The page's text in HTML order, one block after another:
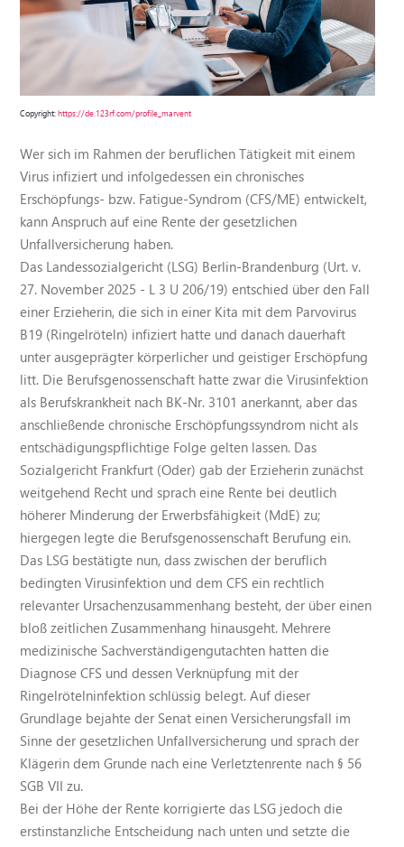
Copyright:https://de.123rf.com/profile_marvent
Wer sich im Rahmen der beruflichen Tätigkeit mit einem
Virus infiziert und infolgedessen ein chronisches
Erschöpfungs- bzw. Fatigue-Syndrom (CFS/ME) entwickelt,
kann Anspruch auf eine Rente der gesetzlichen
Unfallversicherung haben.
Das Landessozialgericht (LSG) Berlin-Brandenburg (Urt. v.
27. November 2025 - L 3 U 206/19) entschied über den Fall
einer Erzieherin, die sich in einer Kita mit dem Parvovirus
B19 (Ringelröteln) infiziert hatte und danach dauerhaft
unter ausgeprägter körperlicher und geistiger Erschöpfung
litt. Die Berufsgenossenschaft hatte zwar die Virusinfektion
als Berufskrankheit nach BK-Nr. 3101 anerkannt, aber das
anschließende chronische Erschöpfungssyndrom nicht als
entschädigungspflichtige Folge gelten lassen. Das
Sozialgericht Frankfurt (Oder) gab der Erzieherin zunächst
weitgehend Recht und sprach eine Rente bei deutlich
höherer Minderung der Erwerbsfähigkeit (MdE) zu;
hiergegen legte die Berufsgenossenschaft Berufung ein.
Das LSG bestätigte nun, dass zwischen der beruflich
bedingten Virusinfektion und dem CFS ein rechtlich
relevanter Ursachenzusammenhang besteht, der über einen
bloß zeitlichen Zusammenhang hinausgeht. Mehrere
medizinische Sachverständigengutachten hatten die
Diagnose CFS und dessen Verknüpfung mit der
Ringelrötelninfektion schlüssig belegt. Auf dieser
Grundlage bejahte der Senat einen Versicherungsfall im
Sinne der gesetzlichen Unfallversicherung und sprach der
Klägerin dem Grunde nach eine Verletztenrente nach § 56
SGB VII zu.
Bei der Höhe der Rente korrigierte das LSG jedoch die
erstinstanzliche Entscheidung nach unten und setzte die